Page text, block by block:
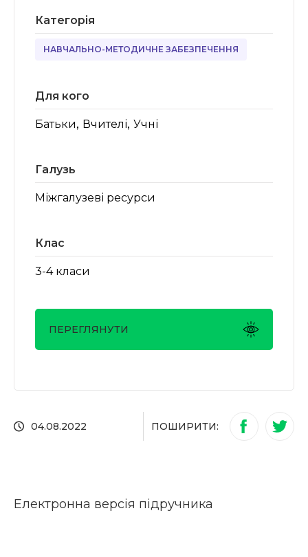
04.08.2022 ПОШИРИТИ:
Електронна версія підручника
Категорія
НАВЧАЛЬНО-МЕТОДИЧНЕ ЗАБЕЗПЕЧЕННЯ
Для кого
Батьки, Вчителі, Учні
Галузь
Міжгалузеві ресурси
Клас
3-4 класи
ПЕРЕГЛЯНУТИ